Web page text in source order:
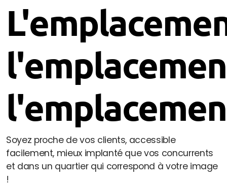
Soyez proche de vos clients, accessible
facilement, mieux implanté que vos concurrents
et dans un quartier qui correspond à votre image
!
Sectorisation et développement d'un réseau
Organiser et optimiser son activité
Collectivités
Blog et actus